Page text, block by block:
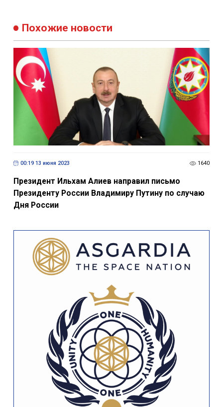
Похожие новости
00:19 13 июня 2023 1640
Президент Ильхам Алиев направил письмо
Президенту России Владимиру Путину по случаю
Дня России